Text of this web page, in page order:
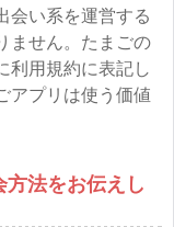
会い系を運営する
ません。たまごの
利用規約に表記し
アプリは使う価値
方法をお伝えし